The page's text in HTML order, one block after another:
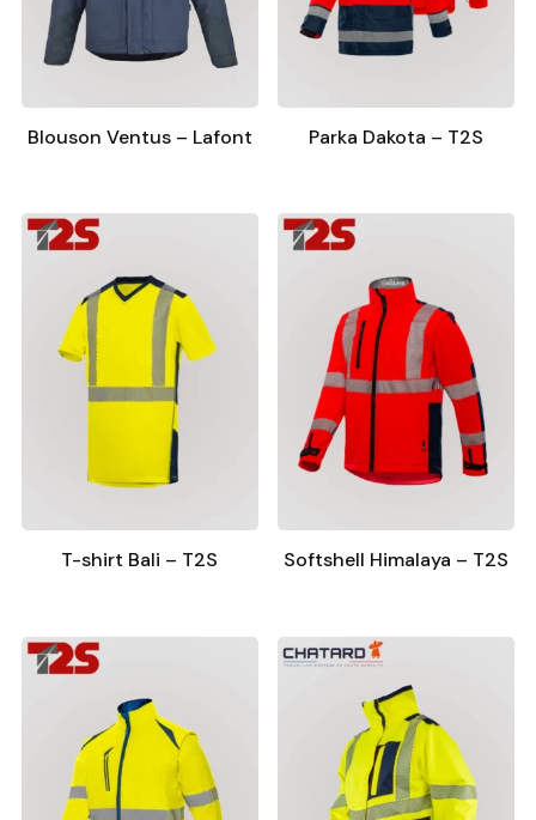
Blouson Ventus – Lafont Parka Dakota – T2S
T-shirt Bali – T2S Softshell Himalaya – T2S